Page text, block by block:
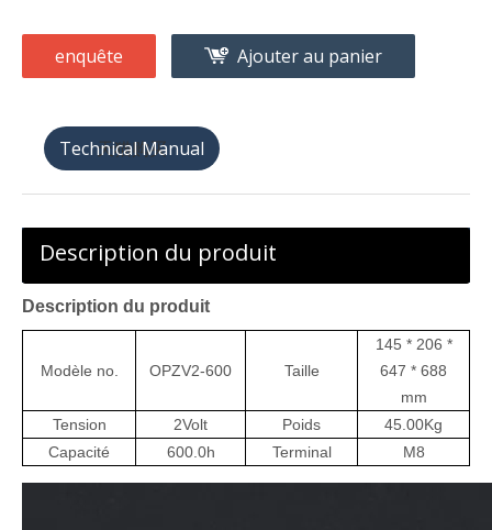
enquête Ajouter au panier
天猫购买
Description du produit
Description du produit
Modèle no. OPZV2-600 Taille
145 * 206 *
647 * 688
mm
Tension
2Volt Poids 45.00Kg
Capacité
600.0h Terminal M8